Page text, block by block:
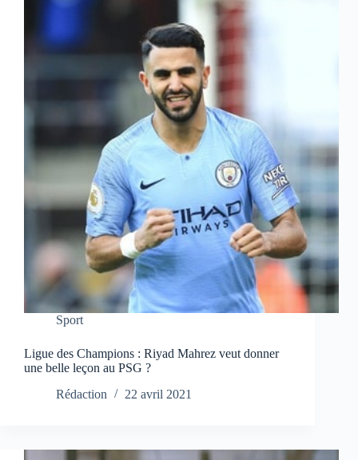
Sport
Ligue des Champions : Riyad Mahrez veut donner
une belle leçon au PSG ?
Rédaction
22 avril 2021